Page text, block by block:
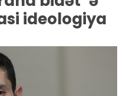
ideologiya